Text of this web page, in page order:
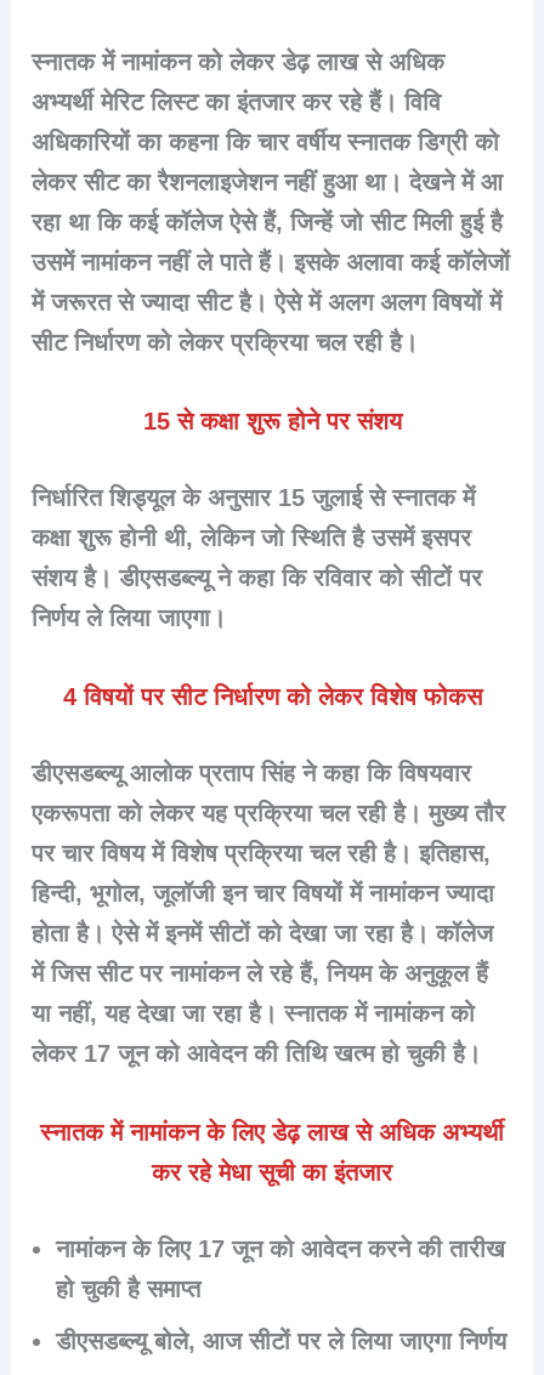
स्नातक में नामांकन को लेकर डेढ़ लाख से अधिक
अभ्यर्थी मेरिट लिस्ट का इंतजार कर रहे हैं। विवि
अधिकारियों का कहना कि चार वर्षीय स्नातक डिग्री को
लेकर सीट का रैशनलाइजेशन नहीं हुआ था। देखने में आ
रहा था कि कई कॉलेज ऐसे हैं, जिन्हें जो सीट मिली हुई है
उसमें नामांकन नहीं ले पाते हैं। इसके अलावा कई कॉलेजों
में जरूरत से ज्यादा सीट है। ऐसे में अलग अलग विषयों में
सीट निर्धारण को लेकर प्रक्रिया चल रही है।
15 से कक्षा शुरू होने पर संशय
निर्धारित शिड्यूल के अनुसार 15 जुलाई से स्नातक में
कक्षा शुरू होनी थी, लेकिन जो स्थिति है उसमें इसपर
संशय है। डीएसडब्ल्यू ने कहा कि रविवार को सीटों पर
निर्णय ले लिया जाएगा।
4 विषयों पर सीट निर्धारण को लेकर विशेष फोकस
डीएसडब्ल्यू आलोक प्रताप सिंह ने कहा कि विषयवार
एकरूपता को लेकर यह प्रक्रिया चल रही है। मुख्य तौर
पर चार विषय में विशेष प्रक्रिया चल रही है। इतिहास,
हिन्दी, भूगोल, जूलॉजी इन चार विषयों में नामांकन ज्यादा
होता है। ऐसे में इनमें सीटों को देखा जा रहा है। कॉलेज
में जिस सीट पर नामांकन ले रहे हैं, नियम के अनुकूल हैं
या नहीं, यह देखा जा रहा है। स्नातक में नामांकन को
लेकर 17 जून को आवेदन की तिथि खत्म हो चुकी है।
स्नातक में नामांकन के लिए डेढ़ लाख से अधिक अभ्यर्थी
कर रहे मेधा सूची का इंतजार
नामांकन के लिए 17 जून को आवेदन करने की तारीख
हो चुकी है समाप्त
डीएसडब्ल्यू बोले, आज सीटों पर ले लिया जाएगा निर्णय